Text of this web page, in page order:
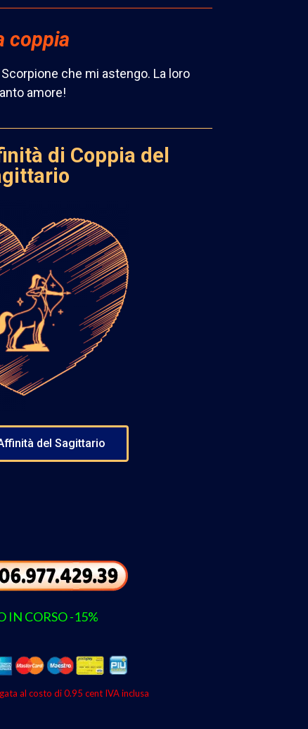
coppia
che mi astengo. La loro
amore!
di Coppia del
del Sagittario
IN CORSO -15%
al costo di 0.95 cent IVA inclusa